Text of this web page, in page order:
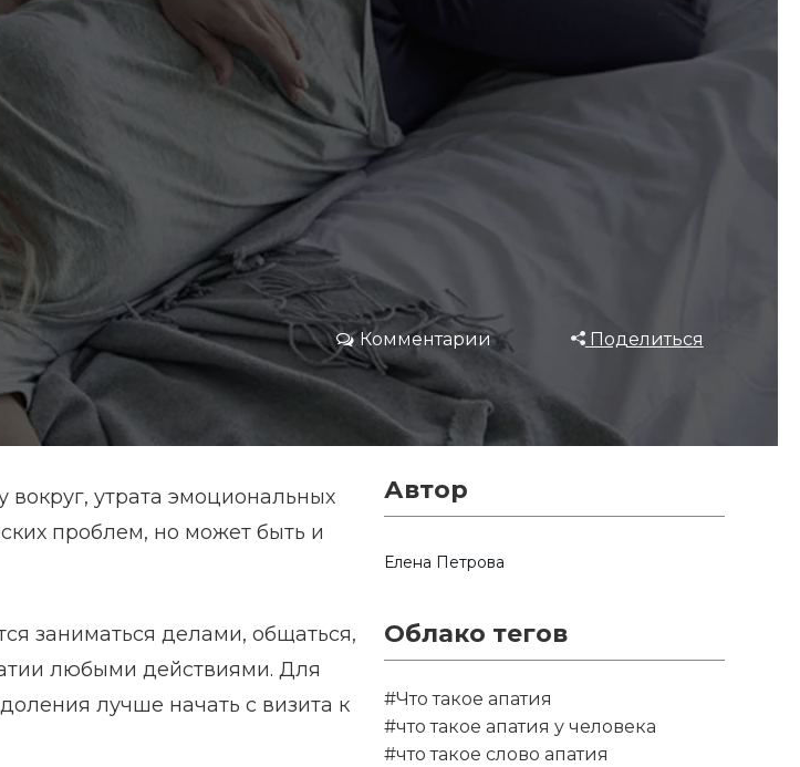
Комментарии Поделиться
утрата эмоциональных
проблем, но может быть и
заниматься делами, общаться,
любыми действиями. Для
лучше начать с визита к
Автор
Елена Петрова
Облако тегов
#Что такое апатия
#что такое апатия у человека
#что такое слово апатия